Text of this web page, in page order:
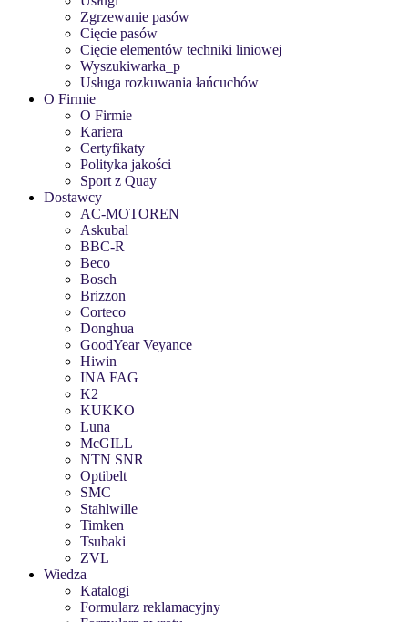
Zgrzewanie pasów
Cięcie pasów
Cięcie elementów techniki liniowej
Wyszukiwarka_p
Usługa rozkuwania łańcuchów
O Firmie
O Firmie
Kariera
Certyfikaty
Polityka jakości
Sport z Quay
Dostawcy
AC-MOTOREN
Askubal
BBC-R
Beco
Bosch
Brizzon
Corteco
Donghua
GoodYear Veyance
Hiwin
INA FAG
K2
KUKKO
Luna
McGILL
NTN SNR
Optibelt
SMC
Stahlwille
Timken
Tsubaki
ZVL
Wiedza
Katalogi
Formularz reklamacyjny